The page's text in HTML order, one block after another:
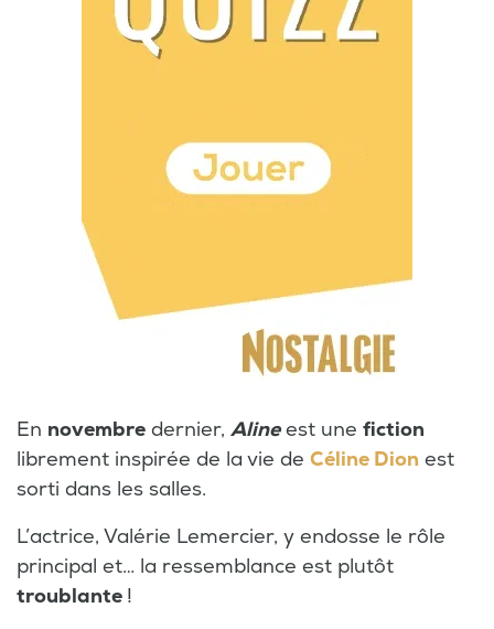
En novembre dernier, Alineest une fiction
librement inspirée de la vie de Céline Dion est
sorti dans les salles.
L’actrice, Valérie Lemercier, y endosse le rôle
principal et… la ressemblance est plutôt
troublante !